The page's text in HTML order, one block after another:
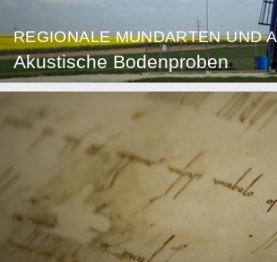
REGIONALE MUNDARTEN UND
Akustische Bodenproben